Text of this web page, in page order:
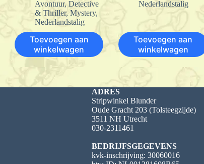
Avontuur,Detective
& Thriller,Mystery,
Nederlandstalig
Toevoegen aan
winkelwagen
Nederlandstalig
Toevoegen aan
winkelwagen
ADRES
Stripwinkel Blunder
Oude Gracht 203 (Tolsteegzijde)
3511 NH Utrecht
030-2311461
BEDRIJFSGEGEVENS
kvk-inschrijving: 30060016